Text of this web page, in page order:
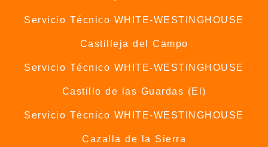
Servicio Técnico WHITE-WESTINGHOUSE
Castilleja del Campo
Servicio Técnico WHITE-WESTINGHOUSE
Castillo de las Guardas (El)
Servicio Técnico WHITE-WESTINGHOUSE
Cazalla de la Sierra